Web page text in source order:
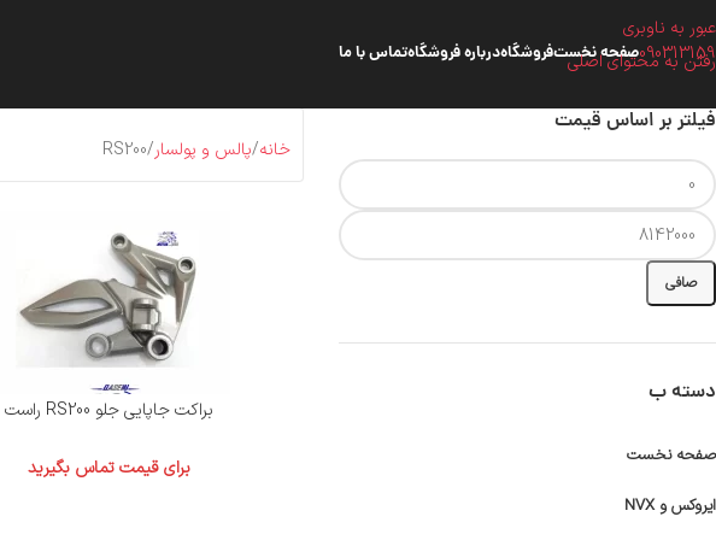
عبور به ناوبری
رفتن به محتوای اصلی
صفحه نخستفروشگاهدرباره فروشگاهتماس با ما
فیلتر بر اساس قیمت
صافی
دسته ب
صفحه نخست
ایروکس و NVX
خانه پالس و پولسار RS200
براکت جاپایی جلو RS200 راست
برای قیمت تماس بگیرید